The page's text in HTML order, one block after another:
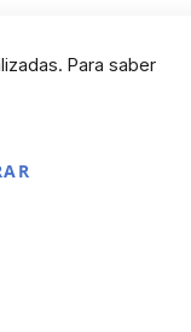
Para saber